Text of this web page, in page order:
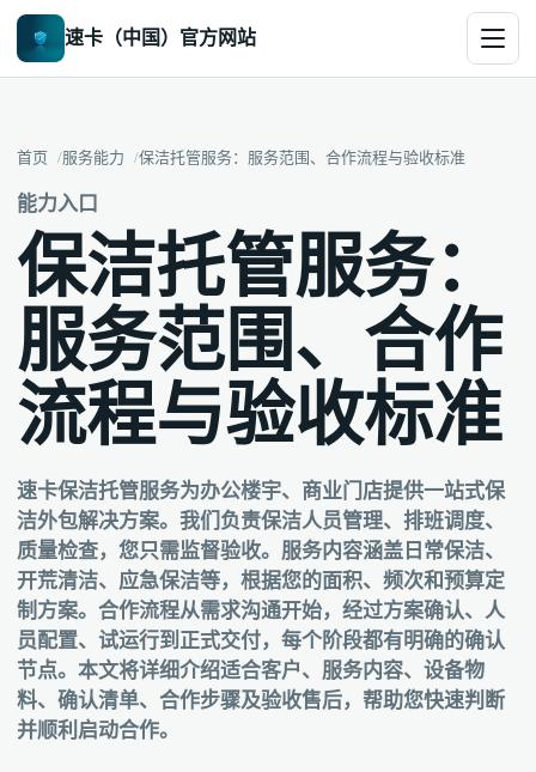
速卡（中国）官方网站
首页 服务能力 保洁托管服务：服务范围、合作流程与验收标准
能力入口
保洁托管服务：
服务范围、合作
流程与验收标准
速卡保洁托管服务为办公楼宇、商业门店提供一站式保
洁外包解决方案。我们负责保洁人员管理、排班调度、
质量检查，您只需监督验收。服务内容涵盖日常保洁、
开荒清洁、应急保洁等，根据您的面积、频次和预算定
制方案。合作流程从需求沟通开始，经过方案确认、人
员配置、试运行到正式交付，每个阶段都有明确的确认
节点。本文将详细介绍适合客户、服务内容、设备物
料、确认清单、合作步骤及验收售后，帮助您快速判断
并顺利启动合作。